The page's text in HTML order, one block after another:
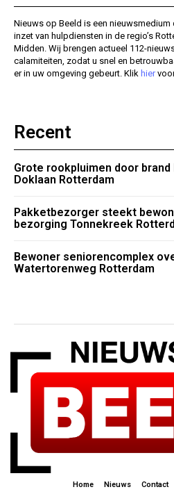
Nieuws op Beeld is een
inzet van hulpdiensten in de regio’s
Midden. Wij brengen actueel 112-
calamiteiten, zodat u snel en
er in uw omgeving gebeurt. Klik hier
Recent
Grote rookpluimen door
Doklaan Rotterdam
Pakketbezorger steekt
bezorging Tonnekreek
Bewoner seniorencomplex
Watertorenweg Rotterdam
Home Nieuws Contact